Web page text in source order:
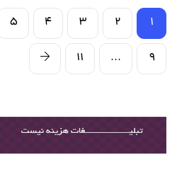
۱ ۲ ۳ ۴ ۵
۹ … ۱۱